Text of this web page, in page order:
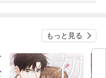
もっと見る